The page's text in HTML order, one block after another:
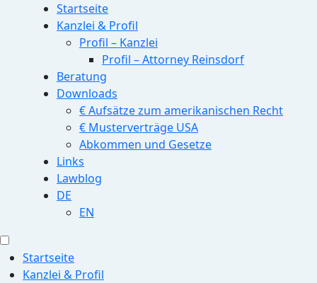
Startseite
Kanzlei & Profil
Profil – Kanzlei
Profil – Attorney Reinsdorf
Beratung
Downloads
€ Aufsätze zum amerikanischen Recht
€ Musterverträge USA
Abkommen und Gesetze
Links
Lawblog
DE
EN
Startseite
Kanzlei & Profil